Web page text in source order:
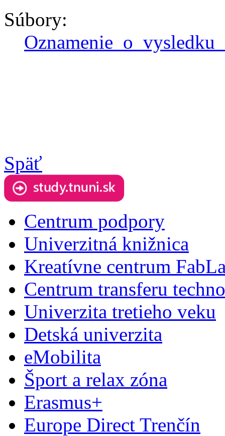
Súbory:
Späť
Centrum podpory
Univerzitná knižnica
Kreatívne centrum
Centrum transferu
Univerzita tretieho veku
Detská univerzita
eMobilita
Šport a relax zóna
Erasmus+
Europe Direct Trenčín